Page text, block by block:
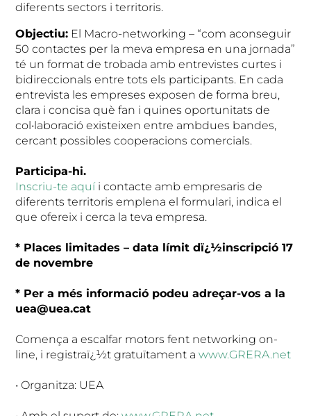
diferents sectors i territoris.
Objectiu: El Macro-networking – “com aconseguir
50 contactes per la meva empresa en una jornada”
té un format de trobada amb entrevistes curtes i
bidireccionals entre tots els participants. En cada
entrevista les empreses exposen de forma breu,
clara i concisa què fan i quines oportunitats de
col•laboració existeixen entre ambdues bandes,
cercant possibles cooperacions comercials.
Participa-hi.
Inscriu-te aquíi contacte amb empresaris de
diferents territoris emplena el formulari, indica el
que ofereix i cerca la teva empresa.
* Places limitades – data límit dï¿½inscripció 17
de novembre
* Per a més informació podeu adreçar-vos a la
uea@uea.cat
Comença a escalfar motors fent networking on-
line, i registraï¿½t gratuïtament awww.GRERA.net
• Organitza: UEA